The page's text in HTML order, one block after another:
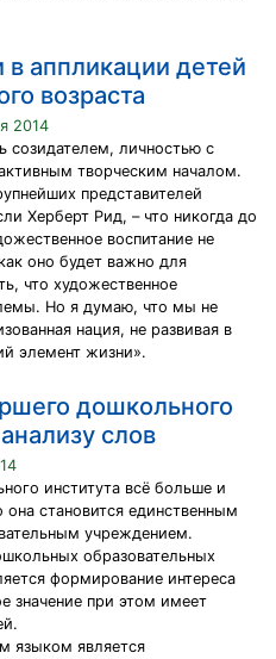
аппликации детей
возраста
2014
созидателем, личностью с
творческим началом.
представителей
Херберт Рид, – что никогда до
воспитание не
оно будет важно для
что художественное
Но я думаю, что мы не
нация, не развивая в
элемент жизни».
дошкольного
слов
института всё больше и
становится единственным
учреждением.
образовательных
формирование интереса
значение при этом имеет
языком является